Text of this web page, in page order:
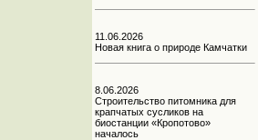
11.06.2026
Новая книга о природе Камчатки
8.06.2026
Строительство питомника для
крапчатых сусликов на
биостанции «Кропотово»
началось